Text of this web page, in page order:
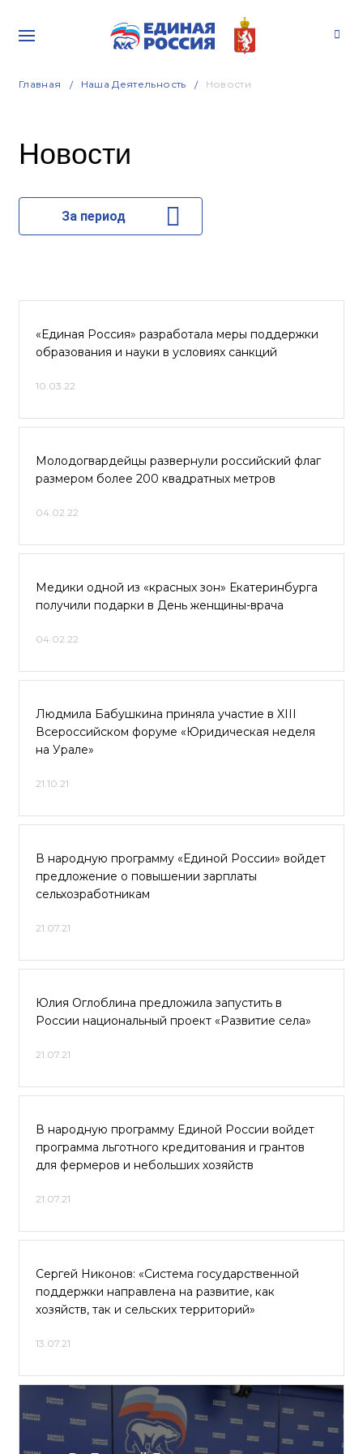
Главная Наша Деятельность Новости
Новости
За период
«Единая Россия» разработала меры поддержки
образования и науки в условиях санкций
10.03.22
Молодогвардейцы развернули российский флаг
размером более 200 квадратных метров
04.02.22
Медики одной из «красных зон» Екатеринбурга
получили подарки в День женщины-врача
04.02.22
Людмила Бабушкина приняла участие в XIII
Всероссийском форуме «Юридическая неделя
на Урале»
21.10.21
В народную программу «Единой России» войдет
предложение о повышении зарплаты
сельхозработникам
21.07.21
Юлия Оглоблина предложила запустить в
России национальный проект «Развитие села»
21.07.21
В народную программу Единой России войдет
программа льготного кредитования и грантов
для фермеров и небольших хозяйств
21.07.21
Сергей Никонов: «Система государственной
поддержки направлена на развитие, как
хозяйств, так и сельских территорий»
13.07.21